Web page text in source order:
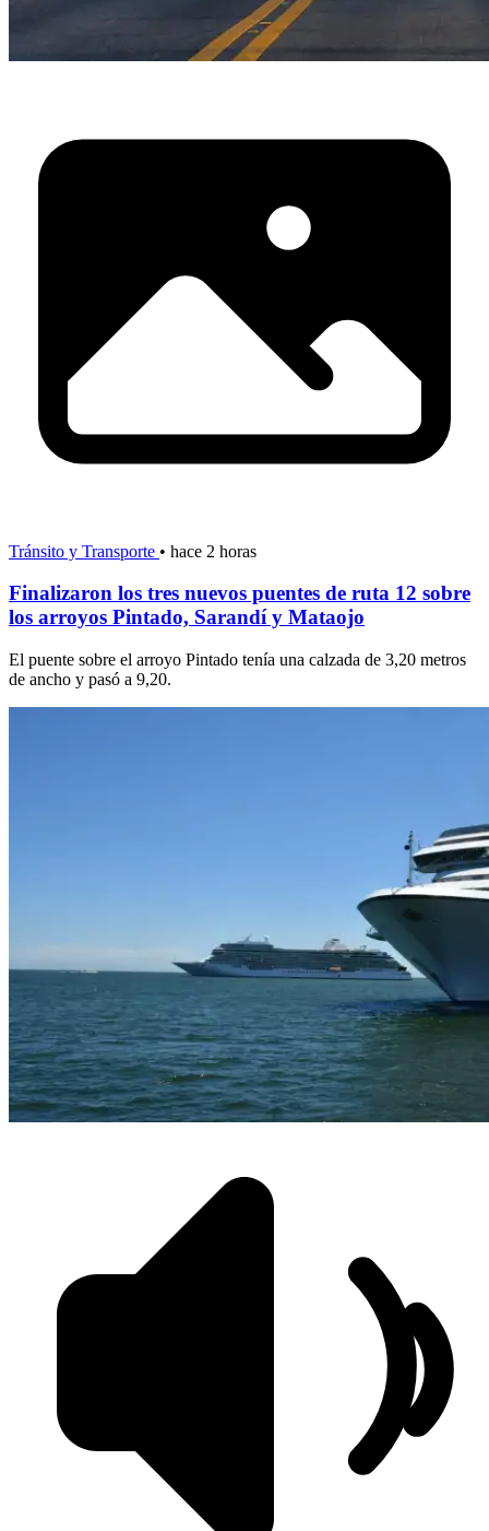
Tránsito y Transporte • hace 2 horas
Finalizaron los tres nuevos puentes de ruta 12 sobre
los arroyos Pintado, Sarandí y Mataojo
El puente sobre el arroyo Pintado tenía una calzada de 3,20 metros
de ancho y pasó a 9,20.